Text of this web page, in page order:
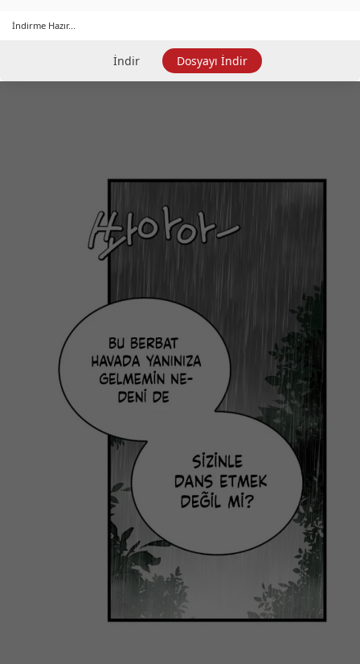
İndirme Hazır...
İndir Dosyayı İndir